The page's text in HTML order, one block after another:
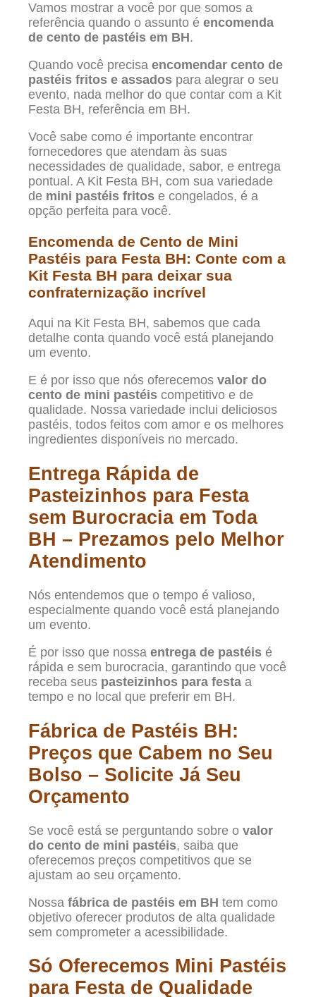
Vamos mostrar a você por que somos a
referência quando o assunto é encomenda
de cento de pastéis em BH.
Quando você precisa encomendar cento de
pastéis fritos e assados para alegrar o seu
evento, nada melhor do que contar com a Kit
Festa BH, referência em BH.
Você sabe como é importante encontrar
fornecedores que atendam às suas
necessidades de qualidade, sabor, e entrega
pontual. A Kit Festa BH, com sua variedade
de mini pastéis fritos e congelados, é a
opção perfeita para você.
Encomenda de Cento de Mini
Pastéis para Festa BH: Conte com a
Kit Festa BH para deixar sua
confraternização incrível
Aqui na Kit Festa BH, sabemos que cada
detalhe conta quando você está planejando
um evento.
E é por isso que nós oferecemos valor do
cento de mini pastéis competitivo e de
qualidade. Nossa variedade inclui deliciosos
pastéis, todos feitos com amor e os melhores
ingredientes disponíveis no mercado.
Entrega Rápida de
Pasteizinhos para Festa
sem Burocracia em Toda
BH – Prezamos pelo Melhor
Atendimento
Nós entendemos que o tempo é valioso,
especialmente quando você está planejando
um evento.
É por isso que nossa entrega de pastéis é
rápida e sem burocracia, garantindo que você
receba seus pasteizinhos para festa a
tempo e no local que preferir em BH.
Fábrica de Pastéis BH:
Preços que Cabem no Seu
Bolso – Solicite Já Seu
Orçamento
Se você está se perguntando sobre o valor
do cento de mini pastéis, saiba que
oferecemos preços competitivos que se
ajustam ao seu orçamento.
Nossa fábrica de pastéis em BH tem como
objetivo oferecer produtos de alta qualidade
sem comprometer a acessibilidade.
Só Oferecemos Mini Pastéis
para Festa de Qualidade